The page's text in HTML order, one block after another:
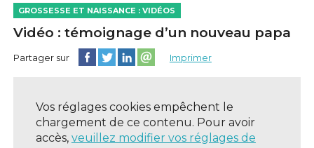
GROSSESSE ET NAISSANCE : VIDÉOS
Vidéo : témoignage d’un nouveau papa
Partager sur Partager cette page sur Facebook
Partager cette page sur Twitter
Partager cette page sur LinkedIn
Partager cette page sur email
Imprimer
Vos réglages cookies empêchent le
chargement de ce contenu. Pour avoir
accès, veuillez modifier vos réglages de